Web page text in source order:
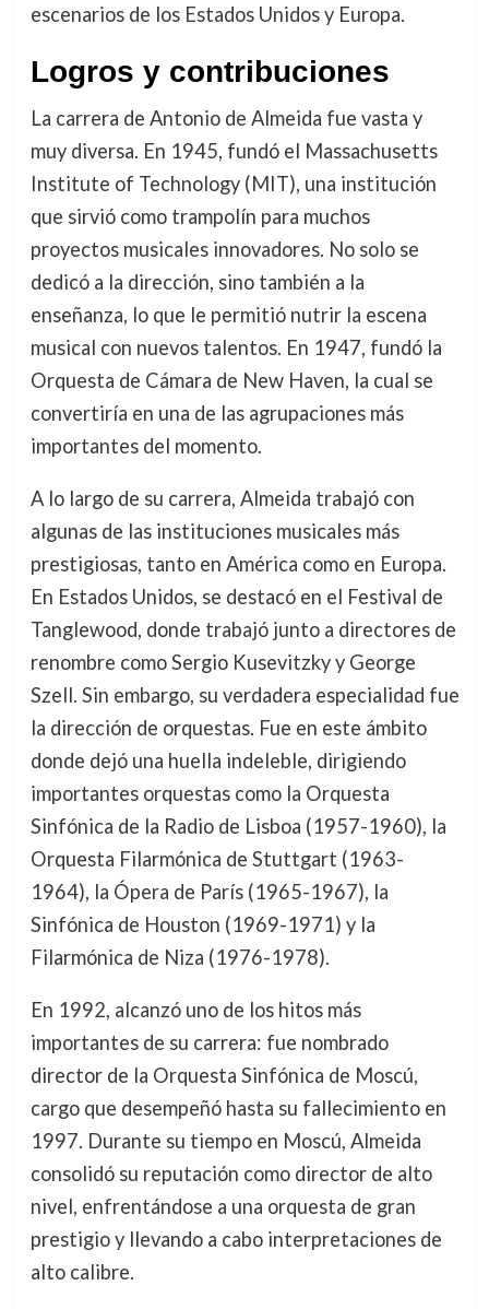
escenarios de los Estados Unidos y Europa.
Logros y contribuciones
La carrera de Antonio de Almeida fue vasta y
muy diversa. En 1945, fundó el Massachusetts
Institute of Technology (MIT), una institución
que sirvió como trampolín para muchos
proyectos musicales innovadores. No solo se
dedicó a la dirección, sino también a la
enseñanza, lo que le permitió nutrir la escena
musical con nuevos talentos. En 1947, fundó la
Orquesta de Cámara de New Haven, la cual se
convertiría en una de las agrupaciones más
importantes del momento.
A lo largo de su carrera, Almeida trabajó con
algunas de las instituciones musicales más
prestigiosas, tanto en América como en Europa.
En Estados Unidos, se destacó en el Festival de
Tanglewood, donde trabajó junto a directores de
renombre como Sergio Kusevitzky y George
Szell. Sin embargo, su verdadera especialidad fue
la dirección de orquestas. Fue en este ámbito
donde dejó una huella indeleble, dirigiendo
importantes orquestas como la Orquesta
Sinfónica de la Radio de Lisboa (1957-1960), la
Orquesta Filarmónica de Stuttgart (1963-
1964), la Ópera de París (1965-1967), la
Sinfónica de Houston (1969-1971) y la
Filarmónica de Niza (1976-1978).
En 1992, alcanzó uno de los hitos más
importantes de su carrera: fue nombrado
director de la Orquesta Sinfónica de Moscú,
cargo que desempeñó hasta su fallecimiento en
1997. Durante su tiempo en Moscú, Almeida
consolidó su reputación como director de alto
nivel, enfrentándose a una orquesta de gran
prestigio y llevando a cabo interpretaciones de
alto calibre.